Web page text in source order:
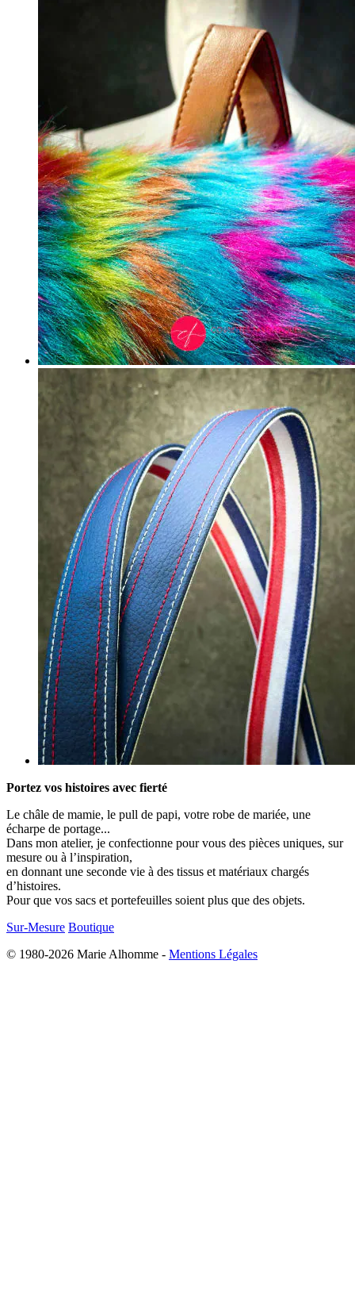
Portez vos histoires avec fierté
Le châle de mamie, le pull de papi, votre robe de mariée, une
écharpe de portage...
Dans mon atelier, je confectionne pour vous des pièces uniques, sur
mesure ou à l’inspiration,
en donnant une seconde vie à des tissus et matériaux chargés
d’histoires.
Pour que vos sacs et portefeuilles soient plus que des objets.
Sur-Mesure Boutique
© 1980-2026 Marie Alhomme - Mentions Légales